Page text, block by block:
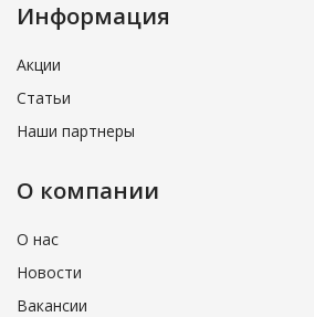
Информация
Акции
Статьи
Наши партнеры
О компании
О нас
Новости
Вакансии